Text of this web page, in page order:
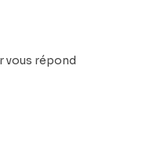
vous répond